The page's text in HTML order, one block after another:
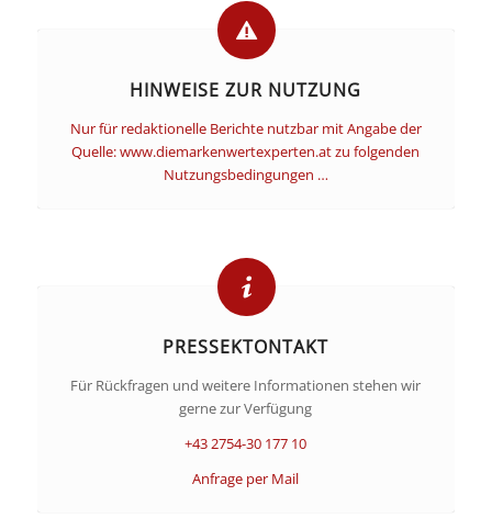
HINWEISE ZUR NUTZUNG
Nur für redaktionelle Berichte nutzbar mit Angabe der
Quelle: www.diemarkenwertexperten.at zu folgenden
Nutzungsbedingungen …
PRESSEKTONTAKT
Für Rückfragen und weitere Informationen stehen wir
gerne zur Verfügung
+43 2754-30 177 10
Anfrage per Mail